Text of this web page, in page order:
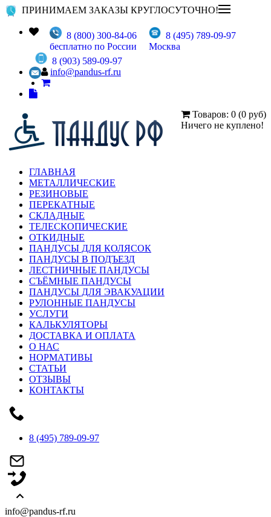
ПРИНИМАЕМ ЗАКАЗЫ КРУГЛОСУТОЧНО!
8 (800) 300-84-06
бесплатно по России
8 (495) 789-09-97
Москва
8 (903) 589-09-97
info@pandus-rf.ru
Товаров: 0 (0 руб)
Ничего не куплено!
ГЛАВНАЯ
МЕТАЛЛИЧЕСКИЕ
РЕЗИНОВЫЕ
ПЕРЕКАТНЫЕ
СКЛАДНЫЕ
ТЕЛЕСКОПИЧЕСКИЕ
ОТКИДНЫЕ
ПАНДУСЫ ДЛЯ КОЛЯСОК
ПАНДУСЫ В ПОДЪЕЗД
ЛЕСТНИЧНЫЕ ПАНДУСЫ
СЪЁМНЫЕ ПАНДУСЫ
ПАНДУСЫ ДЛЯ ЭВАКУАЦИИ
РУЛОННЫЕ ПАНДУСЫ
УСЛУГИ
КАЛЬКУЛЯТОРЫ
ДОСТАВКА И ОПЛАТА
О НАС
НОРМАТИВЫ
СТАТЬИ
ОТЗЫВЫ
КОНТАКТЫ
8 (495) 789-09-97
info@pandus-rf.ru